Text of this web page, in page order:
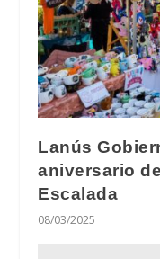
Lanús
aniversario
Escalada
08/03/2025